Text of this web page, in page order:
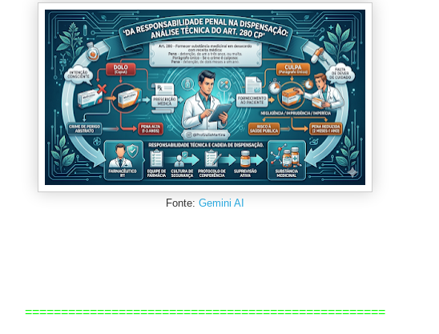
Fonte: Gemini AI
==================================================